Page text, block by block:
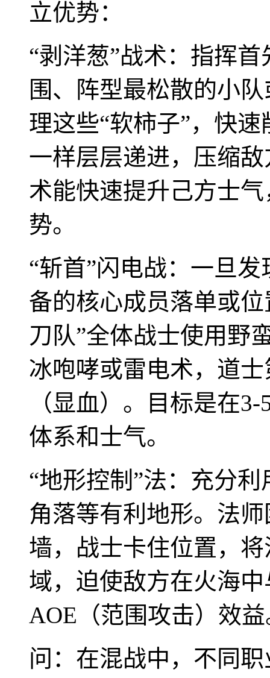
立优势：
“剥洋葱”战术：指挥
围、阵型最松散的小
理这些“软柿子”，快
一样层层递进，压缩
术能快速提升己方士
势。
“斩首”闪电战：一旦
备的核心成员落单或
刀队”全体战士使用野
冰咆哮或雷电术，道
（显血）。目标是在
体系和士气。
“地形控制”法：充分
角落等有利地形。法
墙，战士卡住位置，
域，迫使敌方在火海
AOE（范围攻击）效
问：在混战中，不同